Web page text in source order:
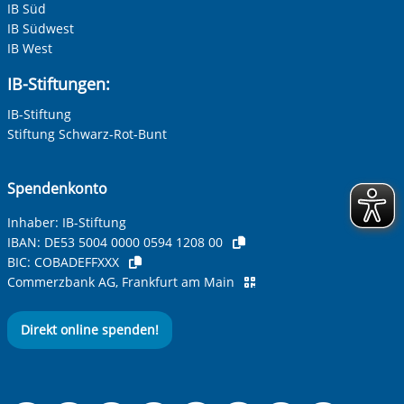
IB Süd
IB Südwest
IB West
IB-Stiftungen:
IB-Stiftung
Stiftung Schwarz-Rot-Bunt
Spendenkonto
Inhaber: IB-Stiftung
IBAN: DE53 5004 0000 0594 1208 00
BIC: COBADEFFXXX
Commerzbank AG, Frankfurt am Main
Direkt online spenden!